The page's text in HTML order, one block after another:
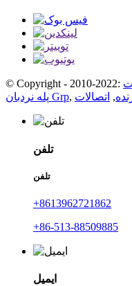
پله نردبان Grp, ,
تلفن
تلفن
+8613962721862
+86-513-88509885
ایمیل